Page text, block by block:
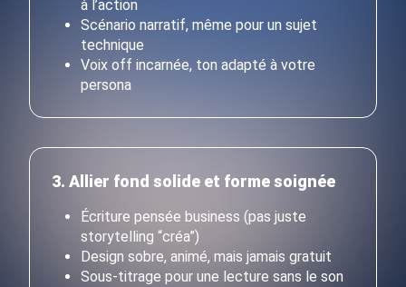
à l’action
Scénario narratif, même pour un sujet
technique
Voix off incarnée, ton adapté à votre
persona
3. Allier fond solide et forme soignée
Écriture pensée business (pas juste
storytelling “créa”)
Design sobre, animé, mais jamais gratuit
Sous-titrage pour une lecture sans le son